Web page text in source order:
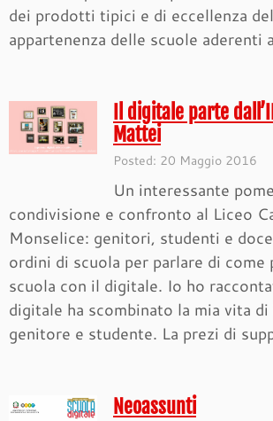
dei prodotti tipici e di eccellenza
appartenenza delle scuole aderenti
Il digitale parte
Mattei
Posted: 20 Maggio 2016
Un interessante
condivisione e confronto al Liceo
Monselice: genitori, studenti e
ordini di scuola per parlare di come
scuola con il digitale. Io ho
digitale ha scombinato la mia vita di
genitore e studente. La prezi di
Neoassunti